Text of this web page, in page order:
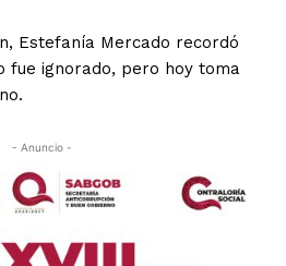
Estefanía Mercado recordó
fue ignorado, pero hoy toma
- Anuncio -